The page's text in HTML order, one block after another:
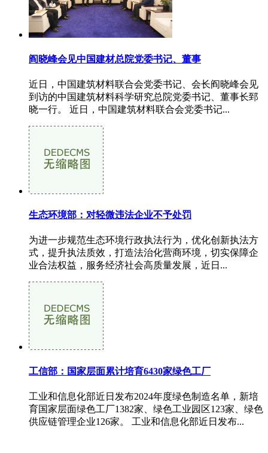
阎晓峰会见中国建材总院党委书记、董事
近日，中国建筑材料联合会党委书记、会长阎晓峰会见
到访的中国建筑材料科学研究总院党委书记、董事长郅
晓一行。 近日，中国建筑材料联合会党委书记...
生态环境部：对轻微违法企业不予处罚
为进一步规范生态环境行政执法行为，优化创新执法方
式，提升执法质效，打造法治化营商环境，切实保障企
业合法权益，服务经济社会高质量发展，近日...
工信部：国家层面累计培育6430家绿色工厂
工业和信息化部近日发布2024年度绿色制造名单，新培
育国家层面绿色工厂1382家、绿色工业园区123家、绿色
供应链管理企业126家。 工业和信息化部近日发布...